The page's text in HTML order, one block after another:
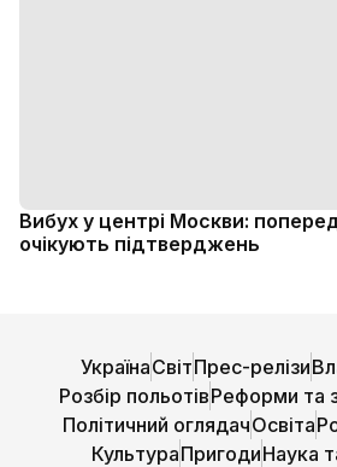
Вибух у центрі Москви:
очікують підтверджень
УкраїнаСвітПрес-релізи
Розбір польотівРеформи та
Політичний оглядачОсвіта
КультураПригодиНаука